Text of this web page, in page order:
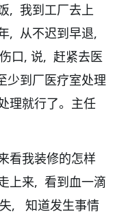
, 我到工厂去上
, 从不迟到早退,
口, 说, 赶紧去医
到厂医疗室处理
理就行了。主任
看我装修的怎样
上来, 看到血一滴
, 知道发生事情